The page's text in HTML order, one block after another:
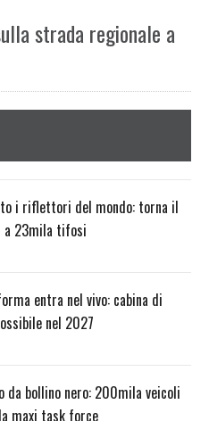
strada regionale a
i riflettori del mondo: torna il
a 23mila tifosi
entra nel vivo: cabina di
nel 2027
da bollino nero: 200mila veicoli
maxi task force